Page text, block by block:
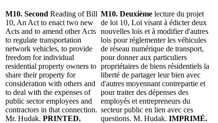
M10. Second Reading of Bill
10, An Act to enact two new
Acts and to amend other Acts
to regulate transportation
network vehicles, to provide
freedom for individual
residential property owners to
share their property for
consideration with others and
to deal with the expenses of
public sector employees and
contractors in that connection.
Mr. Hudak. PRINTED.
M10. Deuxième lecture du projet
de loi 10, Loi visant à édicter deux
nouvelles lois et à modifier d'autres
lois pour réglementer les véhicules
de réseau numérique de transport,
pour donner aux particuliers
propriétaires de biens résidentiels la
liberté de partager leur bien avec
d'autres moyennant contrepartie et
pour traiter des dépenses des
employés et entrepreneurs du
secteur public en lien avec ces
questions. M. Hudak. IMPRIMÉ.